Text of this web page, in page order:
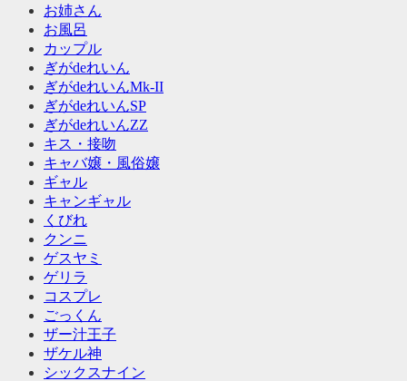
お姉さん
お風呂
カップル
ぎがdeれいん
ぎがdeれいんMk-II
ぎがdeれいんSP
ぎがdeれいんZZ
キス・接吻
キャバ嬢・風俗嬢
ギャル
キャンギャル
くびれ
クンニ
ゲスヤミ
ゲリラ
コスプレ
ごっくん
ザー汁王子
ザケル神
シックスナイン